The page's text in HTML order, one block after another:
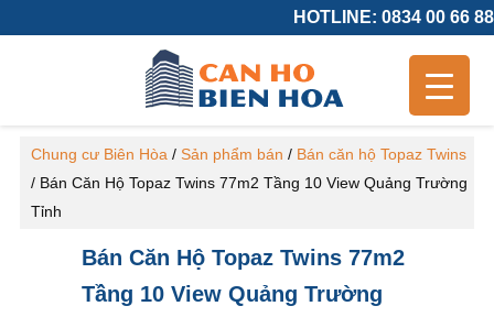
HOTLINE: 0834 00 66 88
Chung cư Biên Hòa / Sản phẩm bán / Bán căn hộ Topaz Twins
/ Bán Căn Hộ Topaz Twins 77m2 Tầng 10 View Quảng Trường
Tỉnh
Bán Căn Hộ Topaz Twins 77m2
Tầng 10 View Quảng Trường